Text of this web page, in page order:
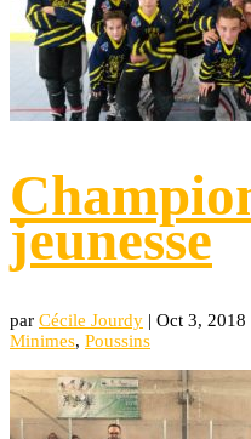
jeunesse
par Cécile Jourdy | Oct 3, 2018
Minimes, Poussins